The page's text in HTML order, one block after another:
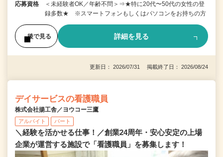
応募資格
＜未経験者OK／年齢不問＞⇒★特に20代〜50代の女性の登
録多数★ ※スマートフォンもしくはパソコンをお持ちの方
後で見る 詳細を見る
更新日： 2026/07/31 掲載終了日： 2026/08/24
デイサービスの看護職員
株式会社揚工舎／ヨウコー三鷹
アルバイト パート
＼経験を活かせる仕事！／創業24周年・安心安定の上場
企業が運営する施設で「看護職員」を募集します！